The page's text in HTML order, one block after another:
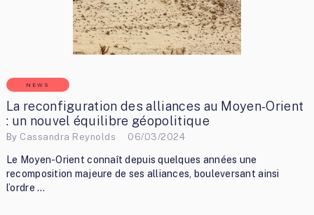
NEWS
La reconfiguration des alliances au Moyen-Orient
: un nouvel équilibre géopolitique
By Cassandra Reynolds 06/03/2024
Le Moyen-Orient connaît depuis quelques années une
recomposition majeure de ses alliances, bouleversant ainsi
l’ordre …